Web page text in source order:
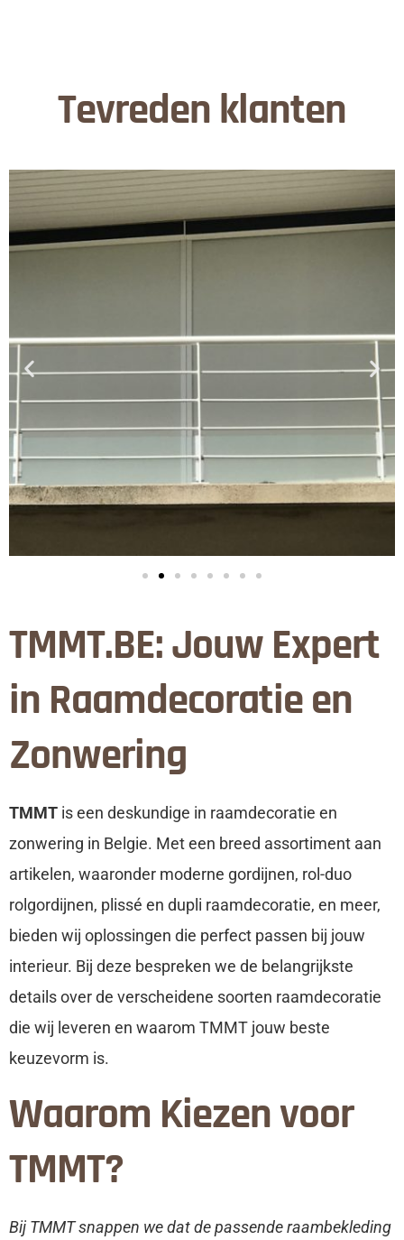
Tevreden klanten
TMMT.BE: Jouw Expert
in Raamdecoratie en
Zonwering
TMMT is een deskundige in raamdecoratie en
zonwering in Belgie. Met een breed assortiment aan
artikelen, waaronder moderne gordijnen, rol-duo
rolgordijnen, plissé en dupli raamdecoratie, en meer,
bieden wij oplossingen die perfect passen bij jouw
interieur. Bij deze bespreken we de belangrijkste
details over de verscheidene soorten raamdecoratie
die wij leveren en waarom TMMT jouw beste
keuzevorm is.
Waarom Kiezen voor
TMMT?
Bij TMMT snappen we dat de passende raambekleding